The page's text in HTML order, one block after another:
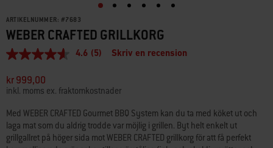
ARTIKELNUMMER: #7683
WEBER CRAFTED GRILLKORG
4.6
5
stjärnor,
genomsnittligt
betyg.
Read
5
Reviews.
4.6 (5) Skriv en recension
kr 999,00
inkl. moms ex. fraktomkostnader
Med WEBER CRAFTED Gourmet BBQ System kan du ta med köket ut och
laga mat som du aldrig trodde var möjlig i grillen. Byt helt enkelt ut
grillgallret på höger sida mot WEBER CRAFTED grillkorg för att få perfekt